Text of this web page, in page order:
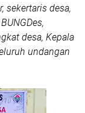
sekertaris desa,
desa, Kepala
undangan